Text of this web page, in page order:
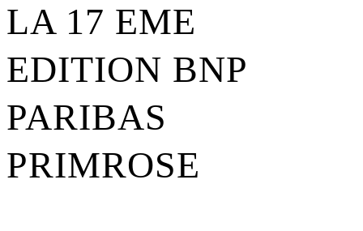
LA 17 EME
EDITION BNP
PARIBAS
PRIMROSE